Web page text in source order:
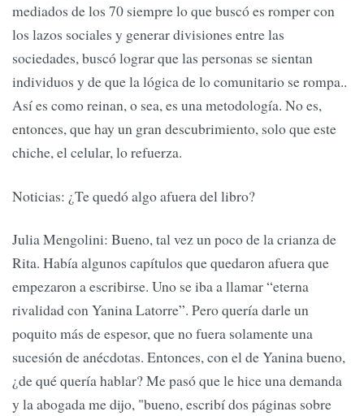
mediados de los 70 siempre lo que buscó es romper con
los lazos sociales y generar divisiones entre las
sociedades, buscó lograr que las personas se sientan
individuos y de que la lógica de lo comunitario se rompa..
Así es como reinan, o sea, es una metodología. No es,
entonces, que hay un gran descubrimiento, solo que este
chiche, el celular, lo refuerza.
Noticias: ¿Te quedó algo afuera del libro?
Julia Mengolini: Bueno, tal vez un poco de la crianza de
Rita. Había algunos capítulos que quedaron afuera que
empezaron a escribirse. Uno se iba a llamar “eterna
rivalidad con Yanina Latorre”. Pero quería darle un
poquito más de espesor, que no fuera solamente una
sucesión de anécdotas. Entonces, con el de Yanina bueno,
¿de qué quería hablar? Me pasó que le hice una demanda
y la abogada me dijo, "bueno, escribí dos páginas sobre